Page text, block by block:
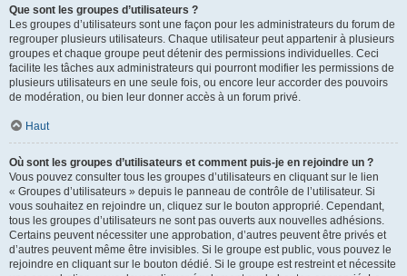
Que sont les groupes d’utilisateurs ?
Les groupes d’utilisateurs sont une façon pour les administrateurs du forum de
regrouper plusieurs utilisateurs. Chaque utilisateur peut appartenir à plusieurs
groupes et chaque groupe peut détenir des permissions individuelles. Ceci
facilite les tâches aux administrateurs qui pourront modifier les permissions de
plusieurs utilisateurs en une seule fois, ou encore leur accorder des pouvoirs
de modération, ou bien leur donner accès à un forum privé.
Haut
Où sont les groupes d’utilisateurs et comment puis-je en rejoindre un ?
Vous pouvez consulter tous les groupes d’utilisateurs en cliquant sur le lien
« Groupes d’utilisateurs » depuis le panneau de contrôle de l’utilisateur. Si
vous souhaitez en rejoindre un, cliquez sur le bouton approprié. Cependant,
tous les groupes d’utilisateurs ne sont pas ouverts aux nouvelles adhésions.
Certains peuvent nécessiter une approbation, d’autres peuvent être privés et
d’autres peuvent même être invisibles. Si le groupe est public, vous pouvez le
rejoindre en cliquant sur le bouton dédié. Si le groupe est restreint et nécessite